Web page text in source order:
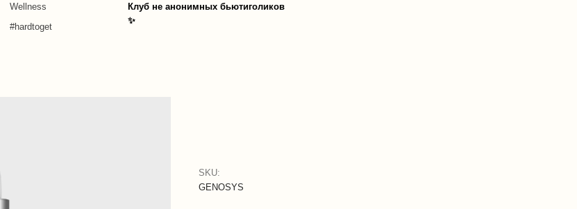
Wellness
#hardtoget
Клуб не анонимных бьютиголиков
✨
GENOSYS
SKU: